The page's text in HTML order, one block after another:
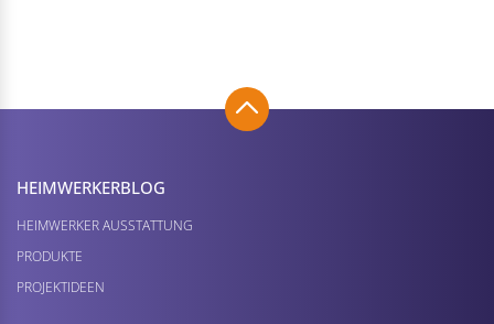
HEIMWERKER­BLOG
HEIMWERKER AUSSTATTUNG
PRODUKTE
PROJEKTIDEEN